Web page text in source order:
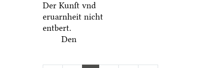
Der Kunſt vnd
eruarnheit nicht
entbert.
Den